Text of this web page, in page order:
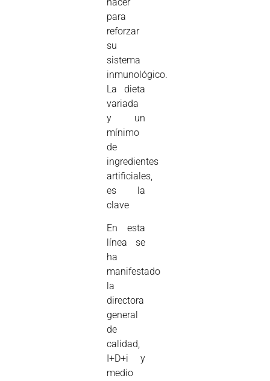
para
reforzar
su
sistema
inmunológico.
La dieta
variada
y un
mínimo
de
ingredientes
artificiales,
es la
clave
En esta
línea se
ha
manifestado
la
directora
general
de
calidad,
I+D+i y
medio